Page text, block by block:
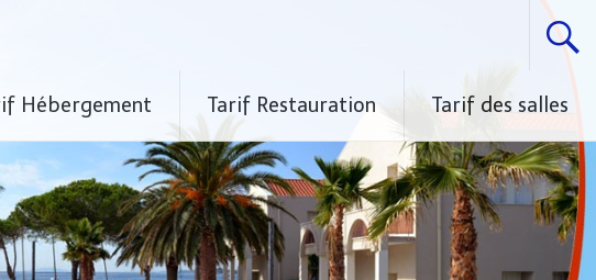
Hébergement Tarif Restauration Tarif des salles